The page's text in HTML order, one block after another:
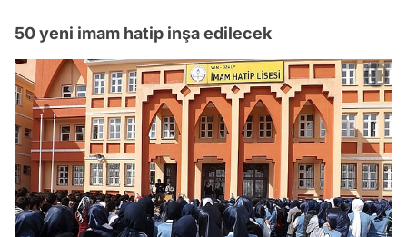
50 yeni imam hatip inşa edilecek